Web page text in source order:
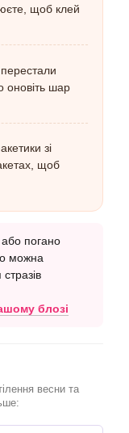
щоб клей
оновіть шар
зі
щоб
або погано
можна
блозі
весни та